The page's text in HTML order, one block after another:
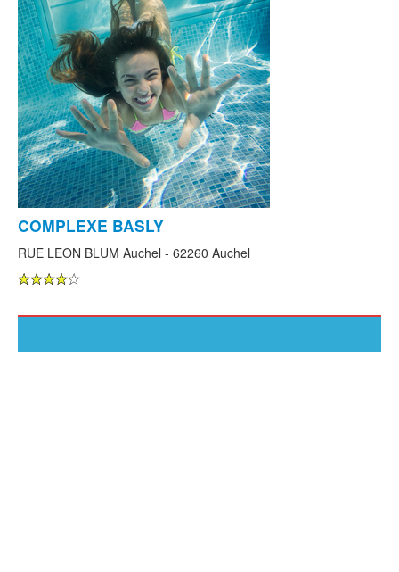
COMPLEXE BASLY
RUE LEON BLUM Auchel - 62260 Auchel